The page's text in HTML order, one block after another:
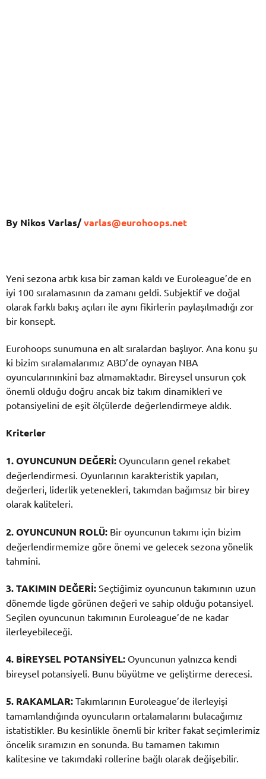
By Nikos Varlas/varlas@eurohoops.net
Yeni sezona artık kısa bir zaman kaldı ve Euroleague’de en
iyi 100 sıralamasının da zamanı geldi. Subjektif ve doğal
olarak farklı bakış açıları ile aynı fikirlerin paylaşılmadığı zor
bir konsept.
Eurohoops sunumuna en alt sıralardan başlıyor. Ana konu şu
ki bizim sıralamalarımız ABD’de oynayan NBA
oyuncularınınkini baz almamaktadır. Bireysel unsurun çok
önemli olduğu doğru ancak biz takım dinamikleri ve
potansiyelini de eşit ölçülerde değerlendirmeye aldık.
Kriterler
1. OYUNCUNUN DEĞERİ: Oyuncuların genel rekabet
değerlendirmesi. Oyunlarının karakteristik yapıları,
değerleri, liderlik yetenekleri, takımdan bağımsız bir birey
olarak kaliteleri.
2. OYUNCUNUN ROLÜ: Bir oyuncunun takımı için bizim
değerlendirmemize göre önemi ve gelecek sezona yönelik
tahmini.
3. TAKIMIN DEĞERİ: Seçtiğimiz oyuncunun takımının uzun
dönemde ligde görünen değeri ve sahip olduğu potansiyel.
Seçilen oyuncunun takımının Euroleague’de ne kadar
ilerleyebileceği.
4. BİREYSEL POTANSİYEL: Oyuncunun yalnızca kendi
bireysel potansiyeli. Bunu büyütme ve geliştirme derecesi.
5. RAKAMLAR: Takımlarının Euroleague’de ilerleyişi
tamamlandığında oyuncuların ortalamalarını bulacağımız
istatistikler. Bu kesinlikle önemli bir kriter fakat seçimlerimiz
öncelik sıramızın en sonunda. Bu tamamen takımın
kalitesine ve takımdaki rollerine bağlı olarak değişebilir.